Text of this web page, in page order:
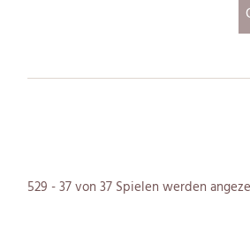
529 - 37 von 37 Spielen werden